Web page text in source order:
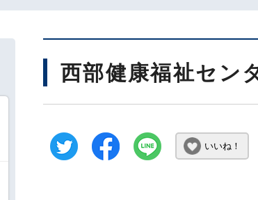
西部健康福祉セン
いいね！